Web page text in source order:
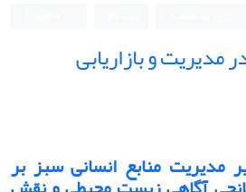
مدیریت و بازاریابی
مدیریت منابع انسانی سبز بر